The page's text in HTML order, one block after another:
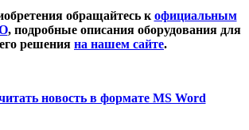
обращайтесь к официальным
, подробные описания оборудования для
решения на нашем сайте.
новость в формате MS Word